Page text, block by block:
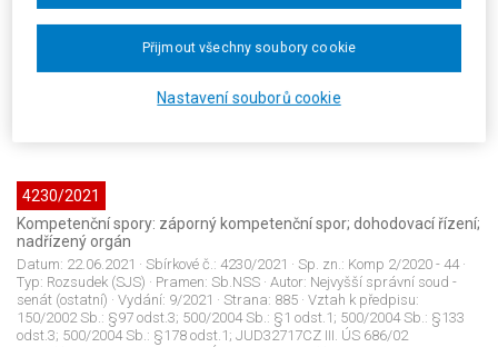
Právo sociálního zabezpečení: příspěvek na péči; Řízení před
soudem: postoupení žádosti o dávku do jiného členského státu EU;
žaloba proti rozhodnutí
Datum:20.05.2021· Sbírkové č.:4229/2021· Sp. zn.:49 Ad 8/2021 - 15·
· Strana:881· Vztah k předpisu:500/2004 Sb.: §12;
4230/2021
Kompetenční spory: záporný kompetenční spor; dohodovací řízení;
nadřízený orgán
Datum: 22.06.2021 · Sbírkové č.: 4230/2021 · Sp. zn.: Komp 2/2020 - 44·
Typ: Rozsudek (SJS) · Pramen: Sb.NSS · Autor: Nejvyšší správní soud -
senát (ostatní) · Vydání: 9/2021 · Strana: 885 · Vztah k předpisu:
150/2002 Sb.: §97 odst.3; 500/2004 Sb.: §1 odst.1; 500/2004 Sb.: §133
odst.3; 500/2004 Sb.: §178 odst.1; JUD32717CZ III. ÚS 686/02
Nastavení souborů cookie
Přijmout všechny soubory cookie